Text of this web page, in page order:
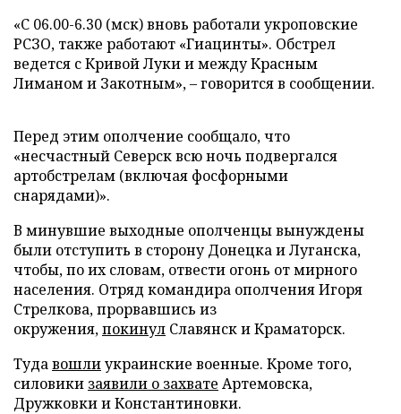
«С 06.00-6.30 (мск) вновь работали укроповские
РСЗО, также работают «Гиацинты». Обстрел
ведется с Кривой Луки и между Красным
Лиманом и Закотным»,–говорится в сообщении.
Перед этим ополчение сообщало, что
«несчастный Северск всю ночь подвергался
артобстрелам (включая фосфорными
снарядами)».
В минувшие выходные ополченцы вынуждены
были отступить в сторону Донецка и Луганска,
чтобы, по их словам, отвести огонь от мирного
населения. Отряд командира ополчения Игоря
Стрелкова, прорвавшись из
окружения,покинул Славянск и Краматорск.
Тудавошлиукраинские военные. Кроме того,
силовики заявили о захвате Артемовска,
Дружковки и Константиновки.